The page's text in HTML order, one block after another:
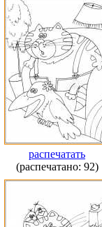
распечатать
(распечатано: 92)